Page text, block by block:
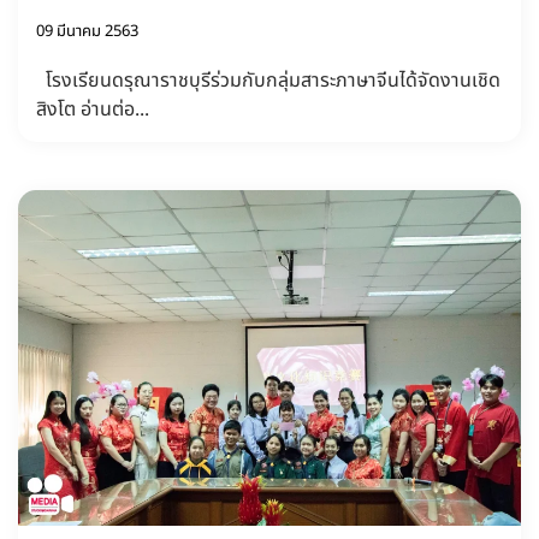
09 มีนาคม 2563
โรงเรียนดรุณาราชบุรีร่วมกับกลุ่มสาระภาษาจีนได้จัดงานเชิด
สิงโต อ่านต่อ...